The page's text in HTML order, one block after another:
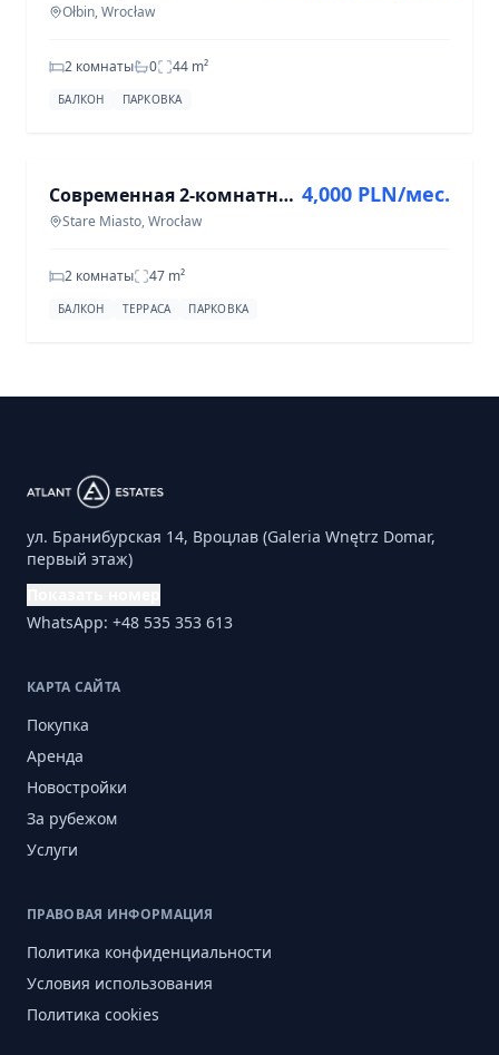
Ołbin, Wrocław
2 комнаты 0 44 m²
БАЛКОН ПАРКОВКА
Современная 2-комнатная квартира в центре, 47 м², Старая Местность
Stare Miasto, Wrocław
4,000 PLN/мес.
2 комнаты 47 m²
БАЛКОН ТЕРРАСА ПАРКОВКА
ул. Бранибурская 14, Вроцлав (Galeria Wnętrz Domar,
первый этаж)
WhatsApp: +48 535 353 613
КАРТА САЙТА
Покупка
Аренда
Новостройки
За рубежом
Услуги
ПРАВОВАЯ ИНФОРМАЦИЯ
Политика конфиденциальности
Условия использования
Политика cookies